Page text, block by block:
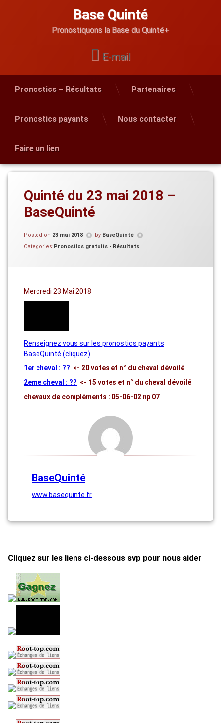
Base Quinté
Pronostiquons la Base du Quinté+
E-mail
Pronostics – Résultats Partenaires
Pronostics payants Nous contacter
Faire un lien
Quinté du 23 mai 2018 –
BaseQuinté
Posted on 23 mai 2018 by BaseQuinté
Categories:Pronostics gratuits - Résultats
Mercredi 23 Mai 2018
Renseignez vous sur les pronostics payants
BaseQuinté (cliquez)
1er cheval : ?? <- 20 votes et n° du cheval dévoilé
2eme cheval : ?? <- 15 votes et n° du cheval dévoilé
chevaux de compléments : 05-06-02 np 07
BaseQuinté
www.basequinte.fr
Cliquez sur les liens ci-dessous svp pour nous aider